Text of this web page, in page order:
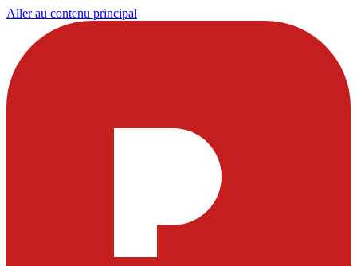
Aller au contenu principal